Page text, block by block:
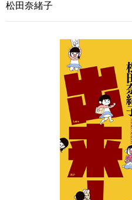
松田奈緒子